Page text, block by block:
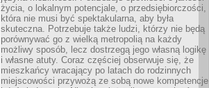
życia, o lokalnym potencjale, o przedsiębiorczości,
która nie musi być spektakularna, aby była
skuteczna. Potrzebuje także ludzi, którzy nie będą
porównywać go z wielką metropolią na każdy
możliwy sposób, lecz dostrzegą jego własną logikę
i własne atuty. Coraz częściej obserwuje się, że
mieszkańcy wracający po latach do rodzinnych
miejscowości przywożą ze sobą nowe kompetencje